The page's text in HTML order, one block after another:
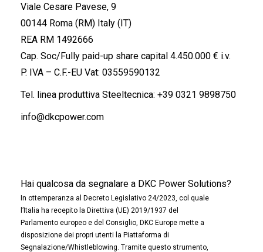
Viale Cesare Pavese, 9
00144 Roma (RM) Italy (IT)
REA RM 1492666
Cap. Soc/Fully paid-up share capital 4.450.000 € i.v.
P. IVA – C.F.-EU Vat: 03559590132
Tel. linea produttiva Steeltecnica: +39 0321 9898750
info@dkcpower.com
Hai qualcosa da segnalare a DKC Power Solutions?
In ottemperanza al Decreto Legislativo 24/2023, col quale
l’Italia ha recepito la Direttiva (UE) 2019/1937 del
Parlamento europeo e del Consiglio, DKC Europe mette a
disposizione dei propri utenti la Piattaforma di
Segnalazione/Whistleblowing. Tramite questo strumento,